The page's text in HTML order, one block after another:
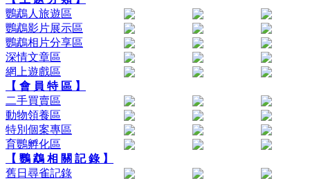
鸚鵡人旅遊區
鸚鵡影片展示區
鸚鵡相片分享區
深情文章區
網上遊戲區
【 會 員 特 區 】
二手買賣區
動物領養區
特別個案專區
育鸚孵化區
【 鸚 鵡 相 關 記 錄 】
舊日尋雀記錄